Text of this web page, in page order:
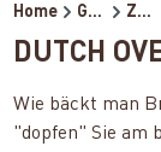
Home Grillzubehör Zubehör
DUTCH
Wie bäckt man
"dopfen" Sie am